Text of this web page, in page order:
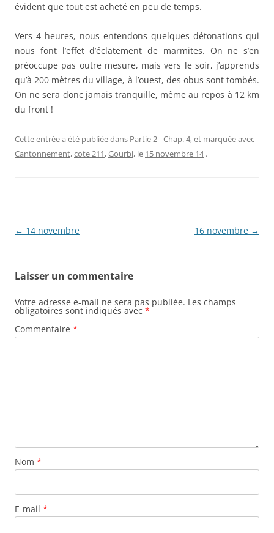
évident que tout est acheté en peu de temps.
Vers 4 heures, nous entendons quelques détonations qui
nous font l’effet d’éclatement de marmites. On ne s’en
préoccupe pas outre mesure, mais vers le soir, j’apprends
qu’à 200 mètres du village, à l’ouest, des obus sont tombés.
On ne sera donc jamais tranquille, même au repos à 12 km
du front !
Cette entrée a été publiée dans Partie 2 - Chap. 4, et marquée avec
Cantonnement,cote 211,Gourbi, le 15 novembre 14 .
Navigation
← 14 novembre 16 novembre →
Laisser un commentaire
Votre adresse e-mail ne sera pas publiée. Les champs
obligatoires sont indiqués avec *
Commentaire *
Nom *
E-mail *